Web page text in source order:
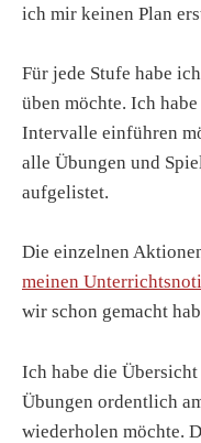
ich mir keinen Plan
Für jede Stufe habe
üben möchte. Ich
Intervalle einführen
alle Übungen und
aufgelistet.
Die einzelnen
meinen
wir schon gemacht
Ich habe die
Übungen ordentlich
wiederholen möchte.